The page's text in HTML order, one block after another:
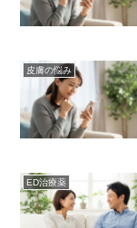
皮膚の悩み
ED治療薬